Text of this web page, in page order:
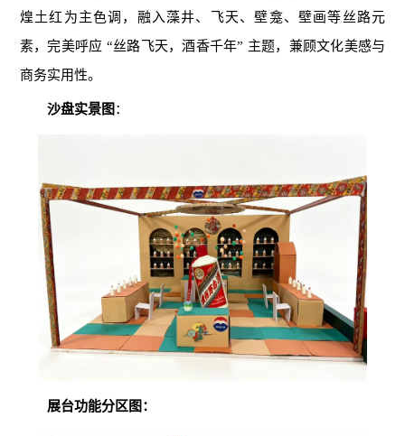
煌土红为主色调，融入藻井、飞天、壁龛、壁画等丝路元
素，完美呼应 “丝路飞天，酒香千年” 主题，兼顾文化美感与
商务实用性。
沙盘实景图 ：
展台功能分区图：